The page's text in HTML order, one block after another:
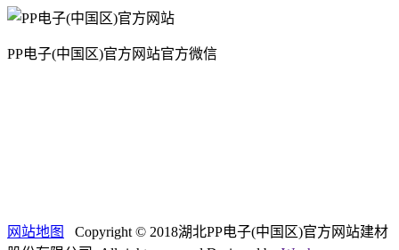
PP电子(中国区)官方网站官方微信
网站地图
Copyright © 2018湖北PP电子(中国区)官方网站建材